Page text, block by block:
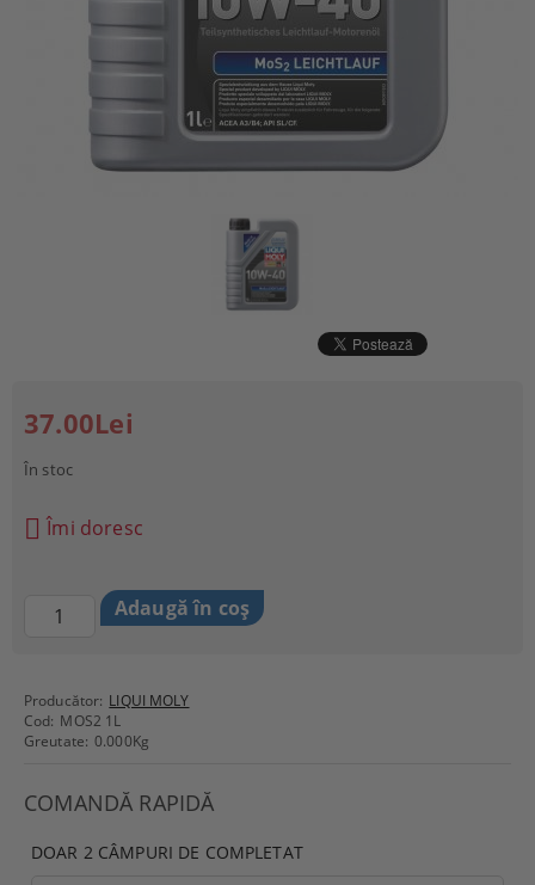
Producător: LIQUI MOLY
Cod: MOS2 1L
Greutate: 0.000Kg
COMANDĂ RAPIDĂ
DOAR 2 CÂMPURI DE COMPLETAT
37.00Lei
În stoc
Îmi doresc